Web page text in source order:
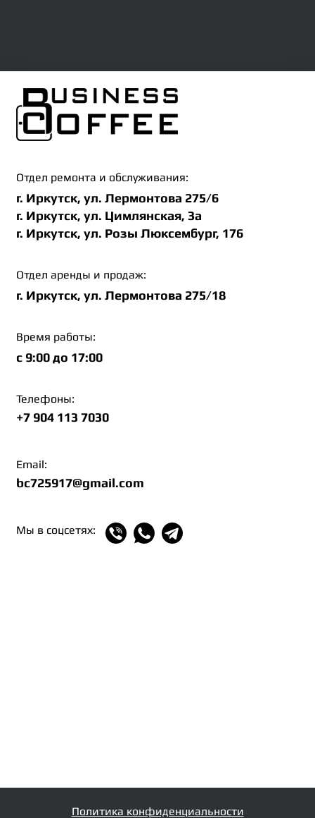
Отдел ремонта и обслуживания:
г. Иркутск, ул. Лермонтова 275/6
г. Иркутск, ул. Цимлянская, 3а
г. Иркутск, ул. Розы Люксембург, 176
Отдел аренды и продаж:
г. Иркутск, ул. Лермонтова 275/18
Время работы:
c 9:00 до 17:00
Телефоны:
+7 904 113 7030
Email:
bc725917@gmail.com
Мы в соцсетях:
Политика конфиденциальности